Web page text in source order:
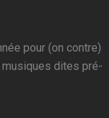
pour (on contre)
dites pré-